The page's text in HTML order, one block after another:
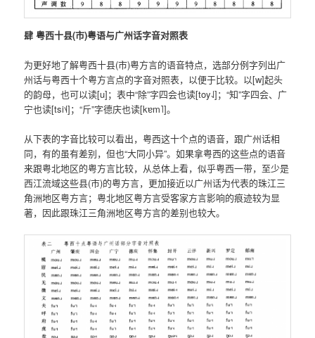
肆 粤西十县(市)粤语与广州话字音对照表
为更好地了解粤西十县(市)粤方言的语音特点，选部分例字列出广
州话与粤西十个粤方言点的字音对照表，以便于比较。以[w]起头
的韵母，也可以读[u]；表中“除”字四会也读[toy˨˩]；“知”字四会、广
宁也读[tsi˦˨]；“斤”字德庆也读[kɐm˥]。
从下表的字音比较可以看出，粤西这十个点的语音，跟广州话相
同，有的虽有差别，但也“大同小异”。如果拿粤西的这些点的语音
来跟粤北地区的粤方言比较，从总体上看，似乎粤西一带，至少是
西江流域这些县(市)的粤方言，更加接近以广州话为代表的珠江三
角洲地区粤方言；粤北地区粤方言受客家方言影响的痕迹较为显
著，因此跟珠江三角洲地区粤方言的差别也较大。